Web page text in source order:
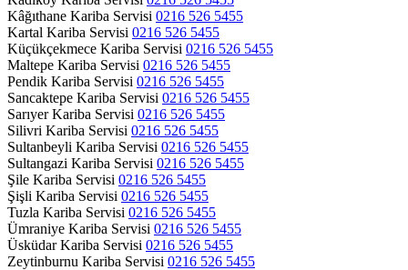
Kâğıthane Kariba Servisi 0216 526 5455
Kartal Kariba Servisi 0216 526 5455
Küçükçekmece Kariba Servisi 0216 526 5455
Maltepe Kariba Servisi 0216 526 5455
Pendik Kariba Servisi 0216 526 5455
Sancaktepe Kariba Servisi 0216 526 5455
Sarıyer Kariba Servisi 0216 526 5455
Silivri Kariba Servisi 0216 526 5455
Sultanbeyli Kariba Servisi 0216 526 5455
Sultangazi Kariba Servisi 0216 526 5455
Şile Kariba Servisi 0216 526 5455
Şişli Kariba Servisi 0216 526 5455
Tuzla Kariba Servisi 0216 526 5455
Ümraniye Kariba Servisi 0216 526 5455
Üsküdar Kariba Servisi 0216 526 5455
Zeytinburnu Kariba Servisi 0216 526 5455